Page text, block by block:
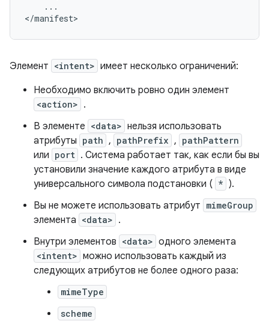
...
</manifest>
Элемент <intent> имеет несколько ограничений:
Необходимо включить ровно один элемент
<action> .
В элементе <data> нельзя использовать
атрибуты path , pathPrefix , pathPattern
или port . Система работает так, как если бы вы
установили значение каждого атрибута в виде
универсального символа подстановки ( * ).
Вы не можете использовать атрибут mimeGroup
элемента <data> .
Внутри элементов <data> одного элемента
<intent> можно использовать каждый из
следующих атрибутов не более одного раза:
mimeType
scheme